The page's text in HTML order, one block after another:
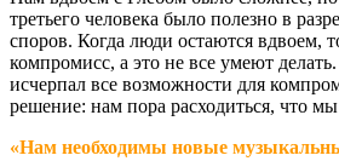
третьего человека было полезно в
споров. Когда люди остаются вдвоем,
компромисс, а это не все умеют
исчерпал все возможности для
решение: нам пора расходиться, что
«Нам необходимы новые